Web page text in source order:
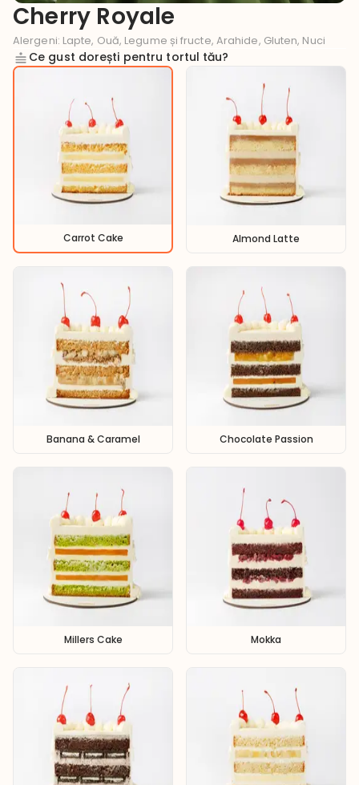
Cherry Royale
Alergeni: Lapte, Ouă, Legume și fructe, Arahide, Gluten, Nuci
Ce gust dorești pentru tortul tău?
Carrot Cake Almond Latte
Banana & Caramel Chocolate Passion
Millers Cake Mokka